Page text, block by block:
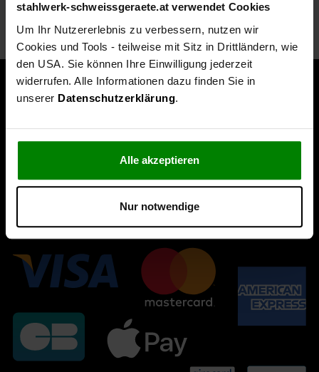
stahlwerk-schweissgeraete.at verwendet Cookies
Um Ihr Nutzererlebnis zu verbessern, nutzen wir
Cookies und Tools - teilweise mit Sitz in Drittländern, wie
den USA. Sie können Ihre Einwilligung jederzeit
widerrufen. Alle Informationen dazu finden Sie in
unserer Datenschutzerklärung.
Alle akzeptieren
Nur notwendige
Lieferumfang